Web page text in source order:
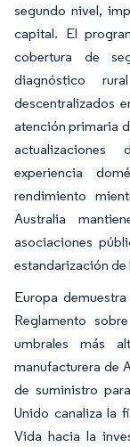
segundo nivel,
capital. El
cobertura de
diagnóstico
descentralizados
atención primaria
actualizaciones
experiencia
rendimiento
Australia
asociaciones
estandarización de
Europa
Reglamento
umbrales más
manufacturera de
de suministro
Unido canaliza la
Vida hacia la